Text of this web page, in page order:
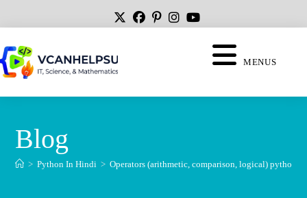
MENUS
Blog
> Python In Hindi > Operators (arithmetic, comparison, logical) python